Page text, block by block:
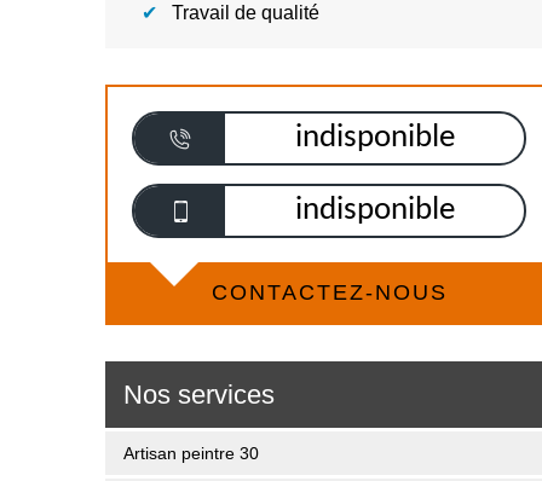
Travail de qualité
indisponible
indisponible
CONTACTEZ-NOUS
Nos services
Artisan peintre 30